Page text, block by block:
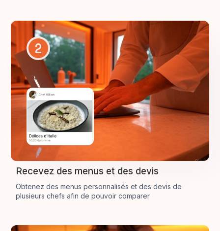
Recevez des menus et des devis
Obtenez des menus personnalisés et des devis de
plusieurs chefs afin de pouvoir comparer